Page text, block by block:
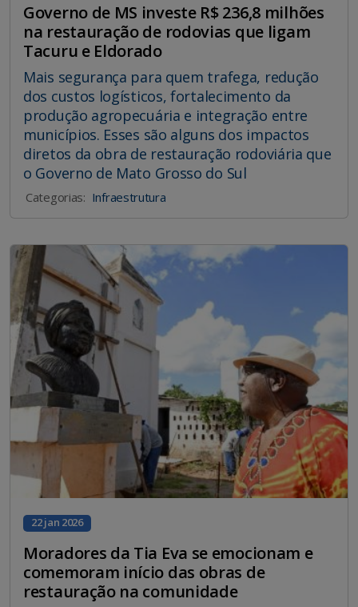
Governo de MS investe R$ 236,8 milhões
na restauração de rodovias que ligam
Tacuru e Eldorado
Mais segurança para quem trafega, redução
dos custos logísticos, fortalecimento da
produção agropecuária e integração entre
municípios. Esses são alguns dos impactos
diretos da obra de restauração rodoviária que
o Governo de Mato Grosso do Sul
Categorias: Infraestrutura
22 jan 2026
Moradores da Tia Eva se emocionam e
comemoram início das obras de
restauração na comunidade